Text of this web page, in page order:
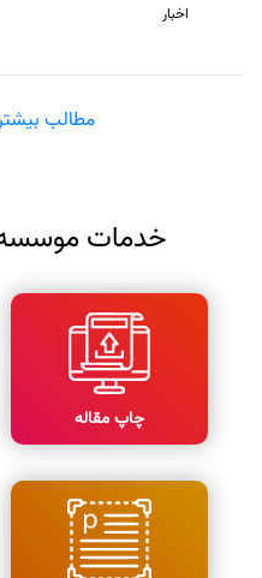
اخبار
مطالب
خدمات موسسه
چاپ مقاله